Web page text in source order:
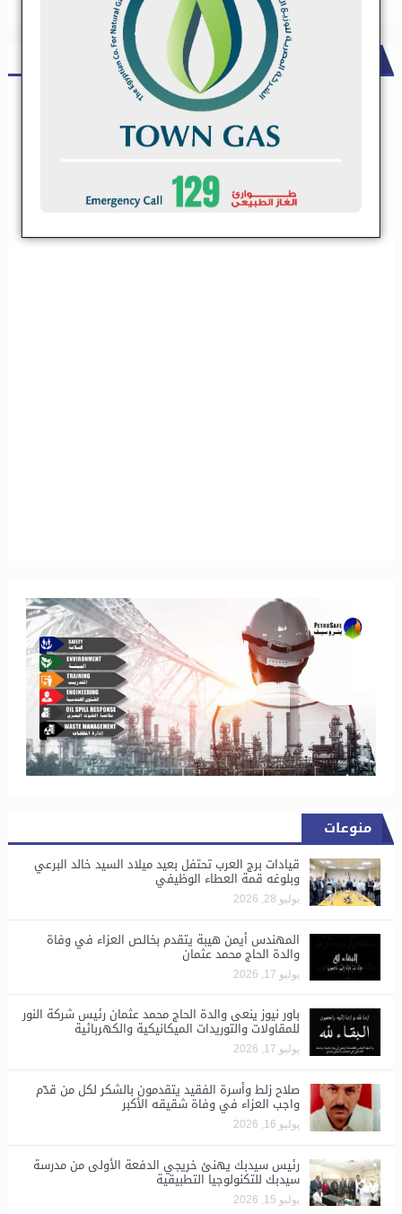
شركة مقاولات كبري تعلن عن حاجتها لعدد من مقاولي الباطن .. تعرف
شركة مقاولات كبري تعلن عن حاجتها لعدد من مقاولي
الباطن .. تعرف علي التخصصات
تعلن شركة مقاولات كبيرة عن فتح باب التسجيل
لمقاولين الباطن فى التخصصات الاتية
منوعات
قيادات برج العرب تحتفل بعيد ميلاد السيد خالد البرعي
وبلوغه قمة العطاء الوظيفي
يوليو 28, 2026
المهندس أيمن هيبة يتقدم بخالص العزاء في وفاة
والدة الحاج محمد عثمان
يوليو 17, 2026
باور نيوز ينعى والدة الحاج محمد عثمان رئيس شركة النور
للمقاولات والتوريدات الميكانيكية والكهربائية
يوليو 17, 2026
صلاح زلط وأسرة الفقيد يتقدمون بالشكر لكل من قدّم
واجب العزاء في وفاة شقيقه الأكبر
يوليو 16, 2026
رئيس سيدبك يهنئ خريجي الدفعة الأولى من مدرسة
سيدبك للتكنولوجيا التطبيقية
يوليو 15, 2026